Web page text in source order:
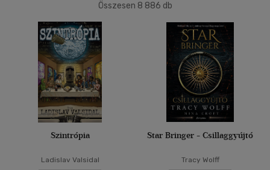
Ár szerint
500 Ft alatt(64)
500 Ft - 2500 Ft
2500 Ft - 4500 Ft
4500 Ft felett
Korosztály szerint
Összesen 8 886 db
Szintrópia
Ladislav Valsidal
Star Bringer - Csillaggyújtó
Tracy Wolff